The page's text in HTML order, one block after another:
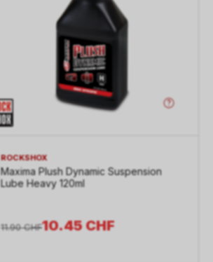
ROCKSHOX
Maxima Plush Dynamic Suspension
Lube Heavy 120ml
10.45CHF
11.90 CHF